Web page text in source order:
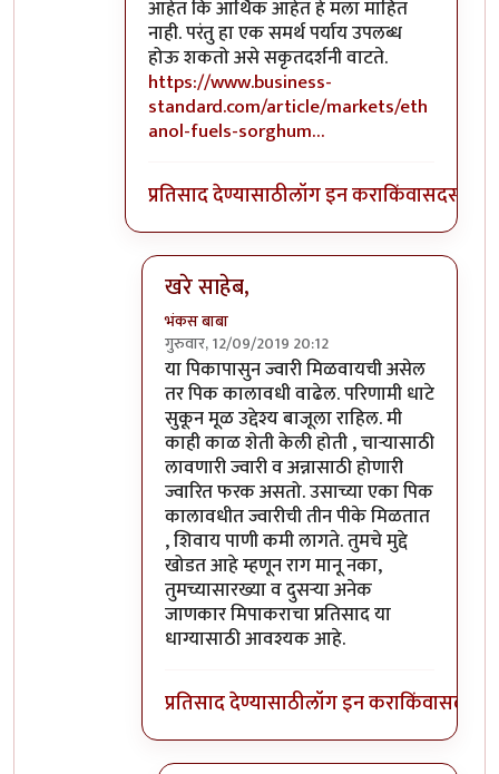
आहेत कि आर्थिक आहेत हे मला माहित
नाही. परंतु हा एक समर्थ पर्याय उपलब्ध
होऊ शकतो असे सकृतदर्शनी वाटते.
https://www.business-
standard.com/article/markets/eth
anol-fuels-sorghum…
प्रतिसाद देण्यासाठीलॉग इन कराकिंवासदस्य व्हा
खरे साहेब,
भंकस बाबा
गुरुवार, 12/09/2019 20:12
In reply toज्वारी पासून इथेनॉल तयार
या पिकापासुन ज्वारी मिळवायची असेल
तर पिक कालावधी वाढेल. परिणामी धाटे
सुकून मूळ उद्देश्य बाजूला राहिल. मी
काही काळ शेती केली होती , चाऱ्यासाठी
लावणारी ज्वारी व अन्नासाठी होणारी
ज्वारित फरक असतो. उसाच्या एका पिक
कालावधीत ज्वारीची तीन पीके मिळतात
, शिवाय पाणी कमी लागते. तुमचे मुद्दे
खोडत आहे म्हणून राग मानू नका,
तुमच्यासारख्या व दुसऱ्या अनेक
जाणकार मिपाकराचा प्रतिसाद या
धाग्यासाठी आवश्यक आहे.
प्रतिसाद देण्यासाठीलॉग इन कराकिंवासदस्य